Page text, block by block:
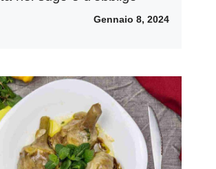
Gennaio 8, 2024